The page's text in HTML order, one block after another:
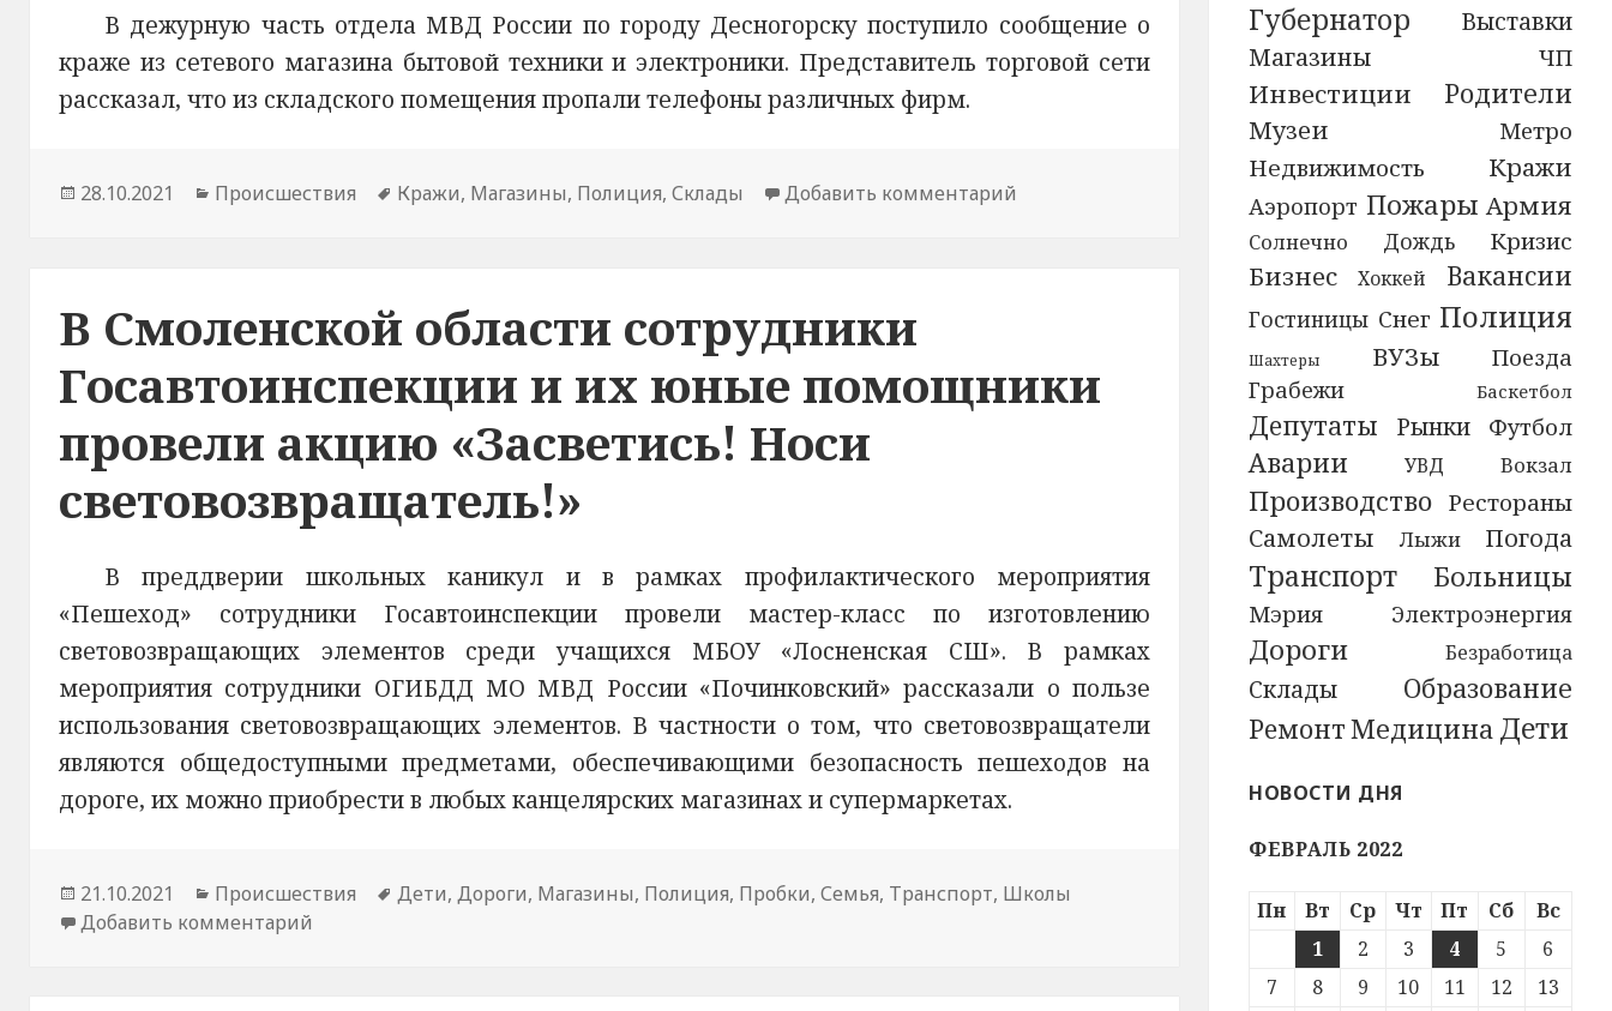
Губернатор
Выставки
Магазины
ЧП
Инвестиции Родители
Музеи Метро
Недвижимость Кражи
Аэропорт Пожары Армия
Солнечно Дождь Кризис
Бизнес Хоккей Вакансии
Гостиницы Снег Полиция
Шахтеры ВУЗы Поезда
Грабежи Баскетбол
Депутаты Рынки Футбол
Аварии УВД Вокзал
Производство Рестораны
Самолеты Лыжи Погода
Транспорт Больницы
Мэрия Электроэнергия
Дороги Безработица
Склады
Образование
РемонтМедицина Дети
НОВОСТИ ДНЯ
ФЕВРАЛЬ 2022
Пн Вт Ср Чт Пт Сб Вс
1 2 3 4 5
6
7
8 9 10 11 12
13
В дежурную часть отдела МВД России по городу Десногорску поступило сообщение о
краже из сетевого магазина бытовой техники и электроники. Представитель торговой сети
рассказал, что из складского помещения пропали телефоны различных фирм.
Опубликовано
28.10.2021 Рубрики
Происшествия Метки
Кражи, Магазины, Полиция,Склады Добавить комментарий к новости В Смоленской области оперативники раскрыли
В Смоленской области сотрудники
Госавтоинспекции и их юные помощники
провели акцию «Засветись! Носи
световозвращатель!»
В преддверии школьных каникул и в рамках профилактического мероприятия
«Пешеход» сотрудники Госавтоинспекции провели мастер-класс по изготовлению
световозвращающих элементов среди учащихся МБОУ «Лосненская СШ». В рамках
мероприятия сотрудники ОГИБДД МО МВД России «Починковский» рассказали о пользе
использования световозвращающих элементов. В частности о том, что световозвращатели
являются общедоступными предметами, обеспечивающими безопасность пешеходов на
дороге, их можно приобрести в любых канцелярских магазинах и супермаркетах.
Опубликовано
21.10.2021 Рубрики
Происшествия Метки
Дети,Дороги, Магазины, Полиция, Пробки,Семья, Транспорт, Школы
Добавить комментарий к новости В Смоленской области сотрудники Госавтоинспекции и их юные помощники провели акцию «Засветись! Носи